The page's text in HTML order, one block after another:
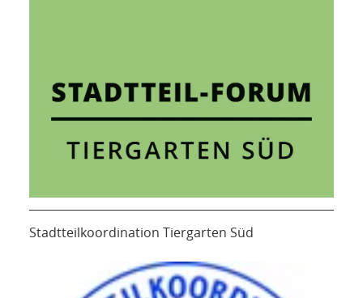
Stadtteilkoordination Tiergarten Süd